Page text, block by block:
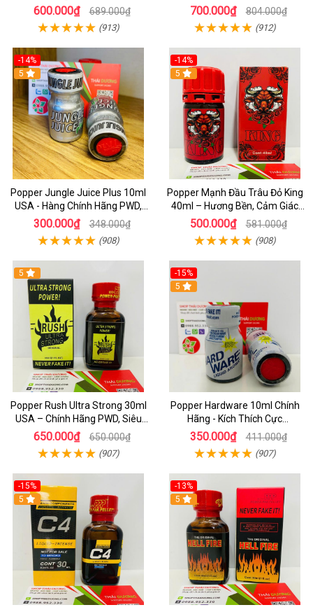
Top&Bot
600.000₫ 689.000₫
(913)
Chính Hãng PWD
700.000₫ 804.000₫
(912)
-14%
5
Popper Jungle Juice Plus 10ml
USA - Hàng Chính Hãng PWD,
Hưng Phấn Cực Đỉnh
300.000₫ 348.000₫
(908)
-14%
5
Popper Mạnh Đầu Trâu Đỏ King
40ml – Hương Bền, Cảm Giác
Lâu, Chuẩn Cho Top & Bot
500.000₫ 581.000₫
(908)
5
Popper Rush Ultra Strong 30ml
USA – Chính Hãng PWD, Siêu
Kích Thích & Tăng Khoái Cảm
650.000₫ 650.000₫
(907)
-15%
5
Popper Hardware 10ml Chính
Hãng - Kích Thích Cực
Nhanh_Hưng Phấn Tột Đỉnh_
Dành Cho LGBT
350.000₫ 411.000₫
(907)
-15%
5
-13%
5